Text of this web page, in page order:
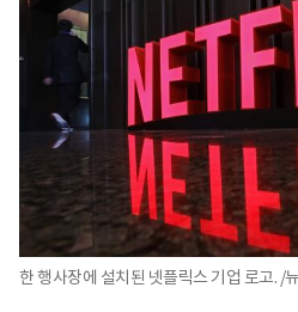
한 행사장에 설치된 넷플릭스 기업 로고. /